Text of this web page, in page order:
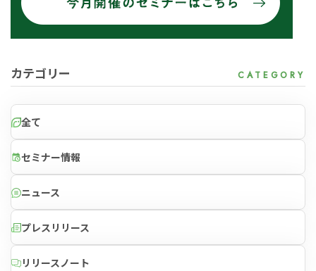
カテゴリー
全て
セミナー情報
ニュース
プレスリリース
リリースノート
forRetail小売業の方向けサービス
for
forRetail小売業の方向けサービス
for